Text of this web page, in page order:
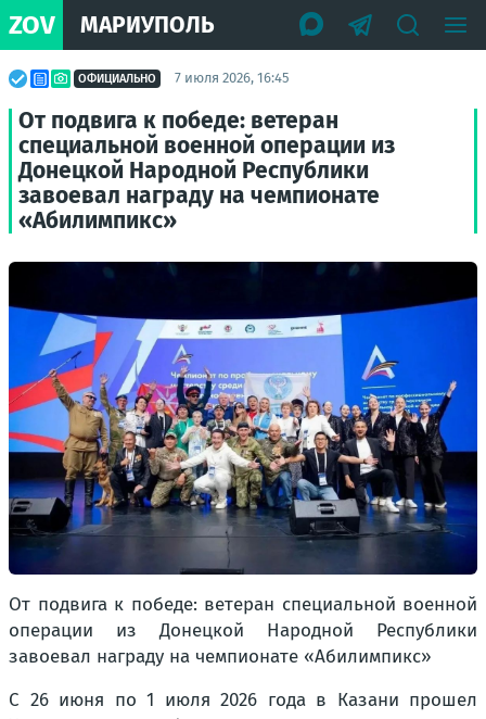
ZOV МАРИУПОЛЬ
ОФИЦИАЛЬНО 7 июля 2026, 16:45
От подвига к победе: ветеран
специальной военной операции из
Донецкой Народной Республики
завоевал награду на чемпионате
«Абилимпикс»
От подвига к победе: ветеран специальной военной
операции из Донецкой Народной Республики
завоевал награду на чемпионате «Абилимпикс»
С 26 июня по 1 июля 2026 года в Казани прошел